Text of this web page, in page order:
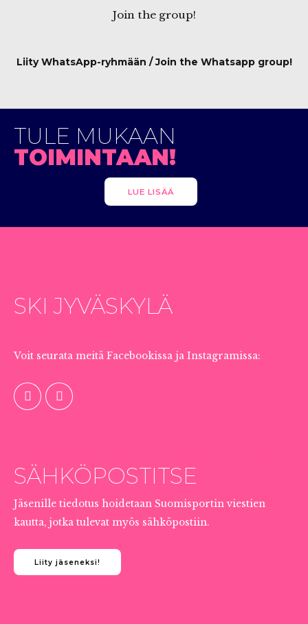
Join the group!
LiityWhatsApp-ryhmään / Join the Whatsapp group!
TULE MUKAAN
TOIMINTAAN!
LUE LISÄÄ
SKI JYVÄSKYLÄ
Voit seurata meitä Facebookissa ja Instagramissa:
SÄHKÖPOSTITSE
Jäsenille tiedotus hoidetaan Suomisportin viestien
kautta, jotka tulevat myös sähköpostiin.
Liity jäseneksi!